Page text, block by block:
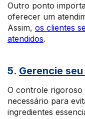
Outro ponto
oferecer um
Assim, os clientes
atendidos.
5. Gerencie
O controle rigoroso
necessário para
ingredientes